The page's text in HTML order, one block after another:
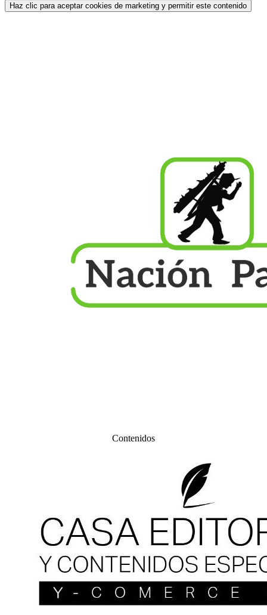
Haz clic para aceptar cookies de marketing y permitir este contenido
Contenidos